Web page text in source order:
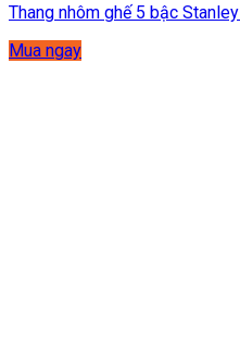
Thang nhôm ghế 5 bậc
Mua ngay